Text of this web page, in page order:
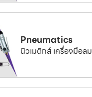
Pneumatics
นิวเมติกส์ เครื่องมือลม